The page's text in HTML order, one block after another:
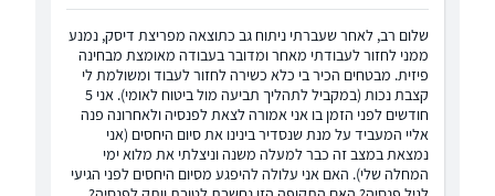
שלום רב, לאחר שעברתי ניתוח גב כתוצאה מפריצת דיסק, נמנע
ממני לחזור לעבודתי מאחר ומדובר בעבודה מאומצת מבחינה
פיזית. מבטחים הכיר בי כלא כשירה לחזור לעבוד ומשולמת לי
קצבת נכות (במקביל לתהליך תביעה מול ביטוח לאומי). אני 5
חודשים לפני הזמן בו אני אמורה לצאת לפנסיה ולאחרונה פנה
אליי המעביד על מנת שנסדיר בינינו את סיום היחסים (אני
נמצאת במצב זה כבר למעלה משנה וניצלתי את מלוא ימי
המחלה שלי). האם אני עלולה להיפגע מסיום היחסים לפני הגיעי